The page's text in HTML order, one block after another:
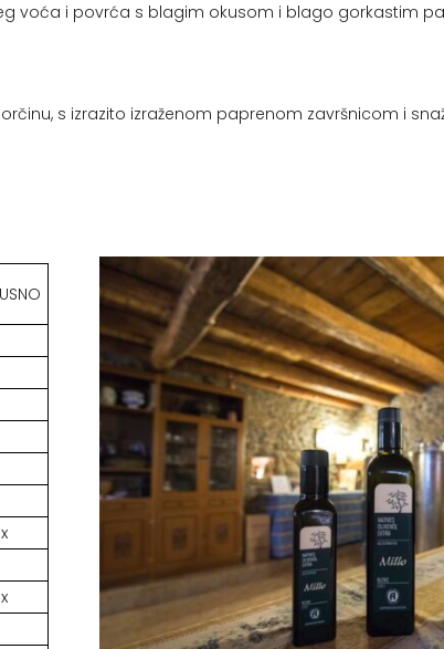
voća i povrća s blagim okusom i blago gorkastim
s izrazito izraženom paprenom završnicom i
x
x